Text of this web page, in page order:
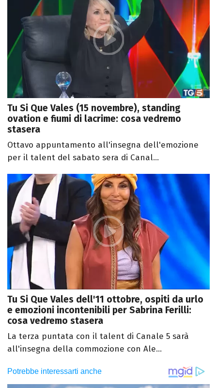
Tu Si Que Vales (15 novembre), standing
ovation e fiumi di lacrime: cosa vedremo
stasera
Ottavo appuntamento all'insegna dell'emozione
per il talent del sabato sera di Canal...
Tu Si Que Vales dell'11 ottobre, ospiti da urlo
e emozioni incontenibili per Sabrina Ferilli:
cosa vedremo stasera
La terza puntata con il talent di Canale 5 sarà
all'insegna della commozione con Ale...